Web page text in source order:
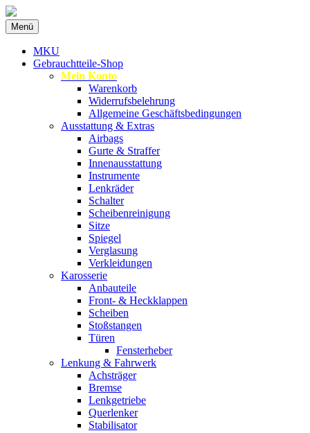
MKU Autoteile
Ersatzteile
Menü Zum
Inhalt
springen
MKU
Gebrauchtteile-Shop
Mein Konto
Warenkorb
Widerrufsbelehrung
Allgemeine Geschäftsbedingungen
Ausstattung & Extras
Airbags
Gurte & Straffer
Innenausstattung
Instrumente
Lenkräder
Schalter
Scheibenreinigung
Sitze
Spiegel
Verglasung
Verkleidungen
Karosserie
Anbauteile
Front- & Heckklappen
Scheiben
Stoßstangen
Türen
Fensterheber
Lenkung & Fahrwerk
Achsträger
Bremse
Lenkgetriebe
Querlenker
Stabilisator